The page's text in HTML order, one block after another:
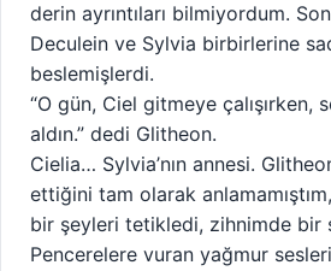
derin ayrıntıları bilmiyordum.
Deculein ve Sylvia birbirlerine
beslemişlerdi.
“O gün, Ciel gitmeye çalışırken,
aldın.” dedi Glitheon.
Cielia… Sylvia’nın annesi.
ettiğini tam olarak
bir şeyleri tetikledi, zihnimde bir
Pencerelere vuran yağmur